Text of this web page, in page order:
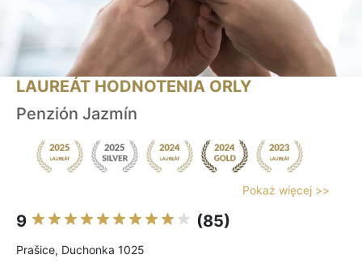
LAUREÁT HODNOTENIA ORLY
Penzión Jazmín
Pokaż więcej >>
9 (85)
Prašice, Duchonka 1025